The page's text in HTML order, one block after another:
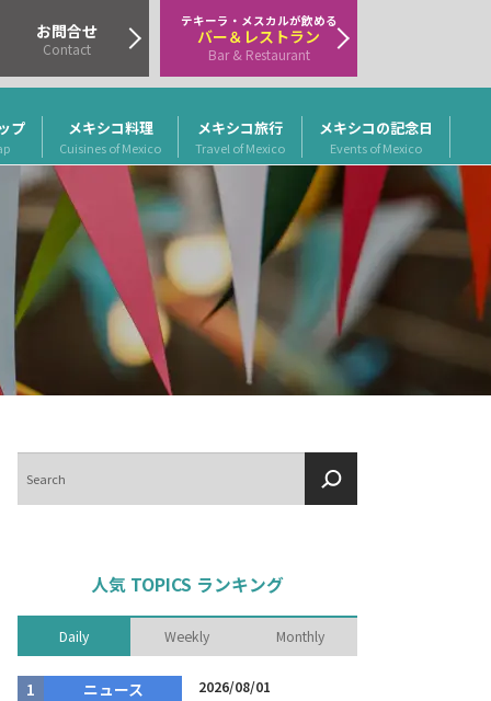
プ メキシコ料理
Cuisines of Mexico
メキシコ旅行
Travel of Mexico
メキシコの記念日
Events of Mexico
お問合せ
Contact
テキーラ・メスカルが飲める
バー＆レストラン
Bar & Restaurant
索
人気 TOPICS ランキング
Daily Weekly Monthly
ニュース 2026/08/01